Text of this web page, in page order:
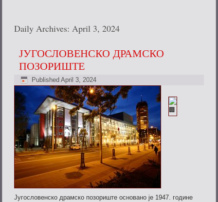
Daily Archives:April 3, 2024
ЈУГОСЛОВЕНСКО ДРАМСКО
ПОЗОРИШТЕ
Published April 3, 2024
Југословенско драмско позориште основано је 1947. године